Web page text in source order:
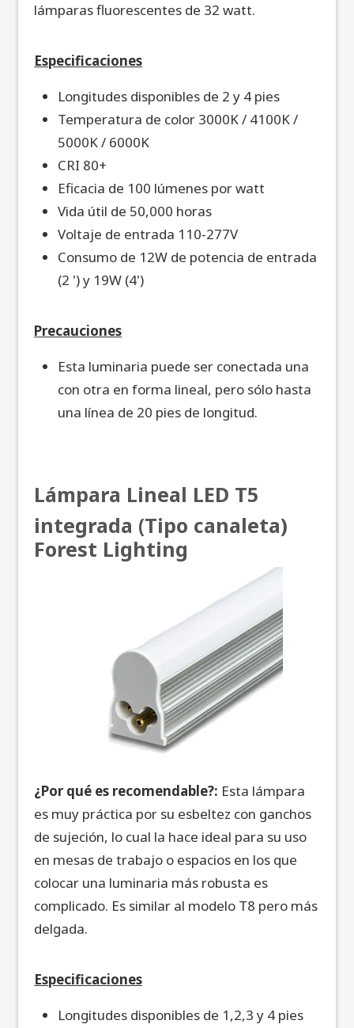
lámparas fluorescentes de 32 watt.
Especificaciones
Longitudes disponibles de 2 y 4 pies
Temperatura de color 3000K / 4100K /
5000K / 6000K
CRI 80+
Eficacia de 100 lúmenes por watt
Vida útil de 50,000 horas
Voltaje de entrada 110-277V
Consumo de 12W de potencia de entrada
(2 ') y 19W (4')
Precauciones
Esta luminaria puede ser conectada una
con otra en forma lineal, pero sólo hasta
una línea de 20 pies de longitud.
Lámpara Lineal LED T5
integrada (Tipo canaleta)
Forest Lighting
¿Por qué es recomendable?: Esta lámpara
es muy práctica por su esbeltez con ganchos
de sujeción, lo cual la hace ideal para su uso
en mesas de trabajo o espacios en los que
colocar una luminaria más robusta es
complicado. Es similar al modelo T8 pero más
delgada.
Especificaciones
Longitudes disponibles de 1,2,3 y 4 pies